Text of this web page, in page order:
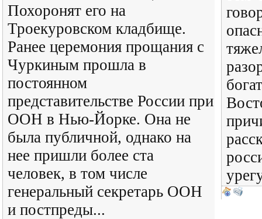
Похоронят его на
Троекуровском кладбище.
Ранее церемония прощания с
Чуркиным прошла в
постоянном
представительстве России при
ООН в Нью-Йорке. Она не
была публичной, однако на
нее пришли более ста
человек, в том числе
генеральный секретарь ООН
и постпреды...